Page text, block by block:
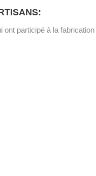
ont participé à la